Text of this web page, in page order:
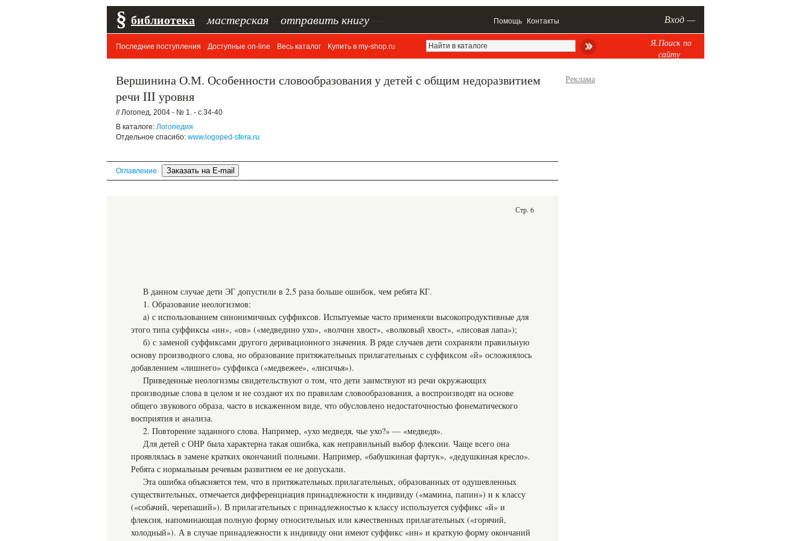
§ библиотека мастерская отправить книгу Помощь Контакты Вход —
Последние поступления Доступные on-line Весь каталог Купить в my-shop.ru
Я.Поиск по
сайту
Вершинина О.М. Особенности словообразования у детей с общим недоразвитием
речи III уровня
// Логопед, 2004 - № 1. - с.34-40
В каталоге: Логопедия
Отдельное спасибо: www.logoped-sfera.ru
Оглавление
Стр. 6
В данном случае дети ЭГ допустили в 2,5 раза больше ошибок, чем ребята КГ.
1. Образование неологизмов:
а) с использованием синонимичных суффиксов. Испытуемые часто применяли высокопродуктивные для
этого типа суффиксы «ин», «ов» («медведино ухо», «волчин хвост», «волковый хвост», «лисовая лапа»);
б) с заменой суффиксами другого деривационного значения. В ряде случаев дети сохраняли правильную
основу производного слова, но образование притяжательных прилагательных с суффиксом «й» осложнялось
добавлением «лишнего» суффикса («медвежее», «лисичья»).
Приведенные неологизмы свидетельствуют о том, что дети заимствуют из речи окружающих
производные слова в целом и не создают их по правилам словообразования, а воспроизводят на основе
общего звукового образа, часто в искаженном виде, что обусловлено недостаточностью фонематического
восприятия и анализа.
2. Повторение заданного слова. Например, «ухо медведя, чье ухо?» — «медведя».
Для детей с ОНР была характерна такая ошибка, как неправильный выбор флексии. Чаще всего она
проявлялась в замене кратких окончаний полными. Например, «бабушкиная фартук», «дедушкиная кресло».
Ребята с нормальным речевым развитием ее не допускали.
Эта ошибка объясняется тем, что в притяжательных прилагательных, образованных от одушевленных
существительных, отмечается дифференциация принадлежности к индивиду («мамина, папин») и к классу
(«собачий, черепаший»). В прилагательных с принадлежностью к классу используется суффикс «й» и
флексия, напоминающая полную форму относительных или качественных прилагательных («горячий,
холодный»). А в случае принадлежности к индивиду они имеют суффикс «ин» и краткую форму окончаний
Реклама